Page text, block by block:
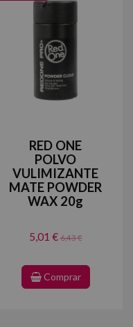
RED ONE
POLVO
VULIMIZANTE
MATE POWDER
WAX 20g
5,01 €6,43 €
Comprar